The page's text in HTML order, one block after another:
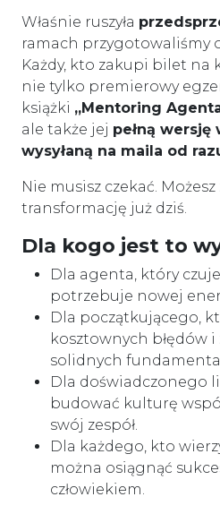
Właśnie ruszyła
ramach przygotowaliśmy
Każdy, kto zakupi bilet na
nie tylko premierowy
książki „Mentoring
ale także jej pełną
wysyłaną na maila od
Nie musisz czekać. Możesz
transformację już dziś.
Dla kogo jest to
Dla agenta, który
potrzebuje nowej
Dla początkującego,
kosztownych błędów
solidnych
Dla doświadczonego
budować kulturę
swój zespół.
Dla każdego, kto
można osiągnąć
człowiekiem.